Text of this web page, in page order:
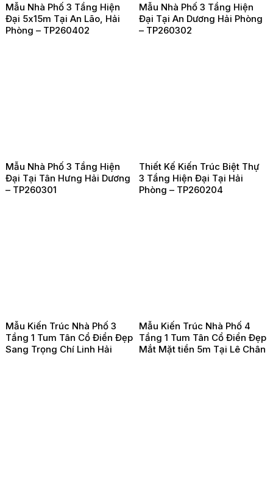
Mẫu Nhà Phố 3 Tầng Hiện
Đại 5x15m Tại An Lão, Hải
Phòng – TP260402
Mẫu Nhà Phố 3 Tầng Hiện
Đại Tại An Dương Hải Phòng
– TP260302
Mẫu Nhà Phố 3 Tầng Hiện
Đại Tại Tân Hưng Hải Dương
– TP260301
Thiết Kế Kiến Trúc Biệt Thự
3 Tầng Hiện Đại Tại Hải
Phòng – TP260204
Mẫu Kiến Trúc Nhà Phố 3
Tầng 1 Tum Tân Cổ Điển Đẹp
Sang Trọng Chí Linh Hải
Mẫu Kiến Trúc Nhà Phố 4
Tầng 1 Tum Tân Cổ Điển Đẹp
Mắt Mặt tiền 5m Tại Lê Chân